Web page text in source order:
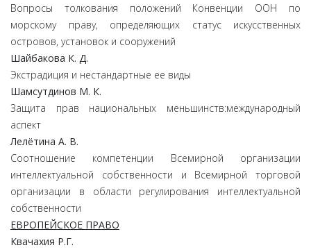
Вопросы толкования положений Конвенции ООН по
морскому праву, определяющих статус искусственных
островов, установок и сооружений
Шайбакова К. Д.
Экстрадиция и нестандартные ее виды
Шамсутдинов М. К.
Защита прав национальных меньшинств:международный
аспект
Лелётина А. В.
Соотношение компетенции Всемирной организации
интеллектуальной собственности и Всемирной торговой
организации в области регулирования интеллектуальной
собственности
ЕВРОПЕЙСКОЕ ПРАВО
Квачахия Р.Г.